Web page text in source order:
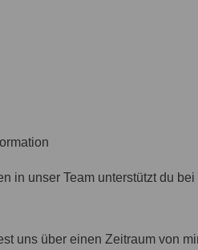
in unser Team unterstützt du
uns über einen Zeitraum von